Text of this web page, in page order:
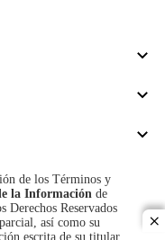
de los Términos y
la Información de
Derechos Reservados
así como su
escrita de su titular.